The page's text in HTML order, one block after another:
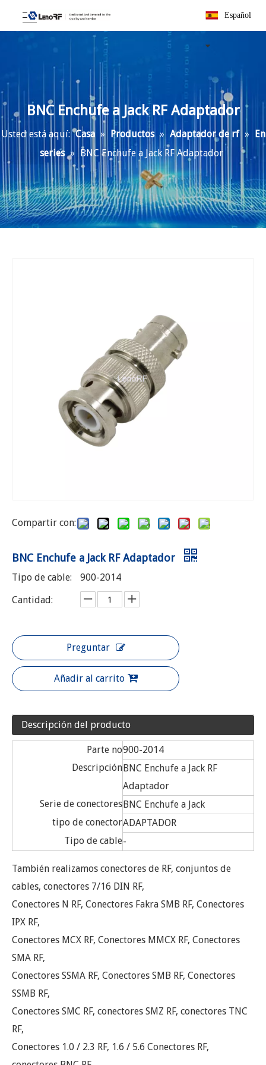
Español
BNC Enchufe a Jack RF Adaptador
Usted está aquí: Casa » Productos » Adaptador de rf » En
series » BNC Enchufe a Jack RF Adaptador
Compartir con:
BNC Enchufe a Jack RF Adaptador
Tipo de cable:
900-2014
Cantidad:
Preguntar
Añadir al carrito
Descripción del producto
Parte no900-2014
DescripciónBNC Enchufe a Jack RF
Adaptador
Serie de conectoresBNC Enchufe a Jack
tipo de conectorADAPTADOR
Tipo de cable-
También realizamos conectores de RF, conjuntos de
cables, conectores 7/16 DIN RF,
Conectores N RF, Conectores Fakra SMB RF, Conectores
IPX RF,
Conectores MCX RF, Conectores MMCX RF, Conectores
SMA RF,
Conectores SSMA RF, Conectores SMB RF, Conectores
SSMB RF,
Conectores SMC RF, conectores SMZ RF, conectores TNC
RF,
Conectores 1.0 / 2.3 RF, 1.6 / 5.6 Conectores RF,